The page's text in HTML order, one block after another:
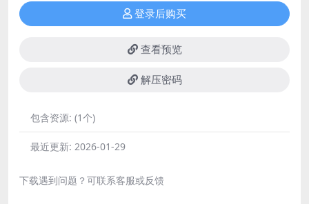
登录后购买
查看预览
解压密码
包含资源: (1个)
最近更新: 2026-01-29
下载遇到问题？可联系客服或反馈